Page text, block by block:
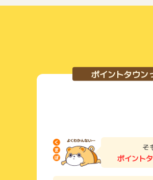
ポイントタウン
そ
ポイント